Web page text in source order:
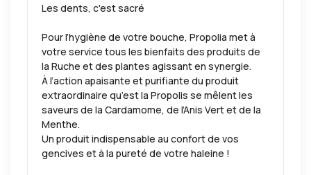
Les dents, c'est sacré
Pour l’hygiène de votre bouche, Propolia met à
votre service tous les bienfaits des produits de
la Ruche et des plantes agissant en synergie.
À l’action apaisante et purifiante du produit
extraordinaire qu’est la Propolis se mêlent les
saveurs de la Cardamome, de l’Anis Vert et de la
Menthe.
Un produit indispensable au confort de vos
gencives et à la pureté de votre haleine !